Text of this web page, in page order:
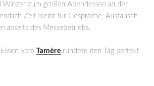
Winzer zum großen Abendessen an der
Zeit bleibt für Gespräche, Austausch
abseits des Messebetriebs.
vom Tamère rundete den Tag perfekt